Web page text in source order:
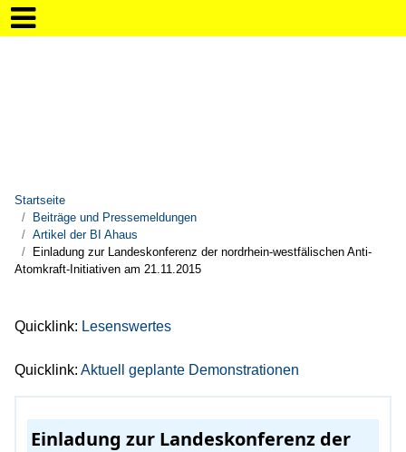
Startseite
Beiträge und Pressemeldungen
Artikel der BI Ahaus
Einladung zur Landeskonferenz der nordrhein-westfälischen Anti-
Atomkraft-Initiativen am 21.11.2015
Quicklink: Lesenswertes
Quicklink: Aktuell geplante Demonstrationen
Einladung zur Landeskonferenz der